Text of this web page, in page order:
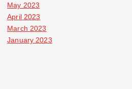
May 2023
April 2023
March 2023
January 2023